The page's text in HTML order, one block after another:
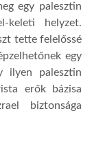
egy palesztin
keleti helyzet.
tette felelőssé
egy
ilyen palesztin
erők bázisa
biztonsága